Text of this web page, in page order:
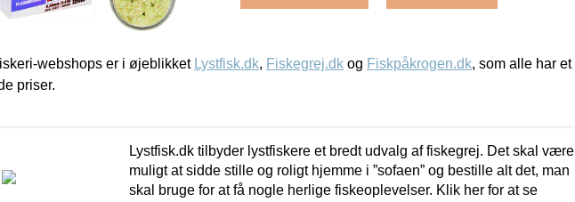
webshops er i øjeblikket Lystfisk.dk, Fiskegrej.dk og Fiskpåkrogen.dk, som alle har et
priser.
Lystfisk.dk tilbyder lystfiskere et bredt udvalg af fiskegrej. Det skal være
muligt at sidde stille og roligt hjemme i ”sofaen” og bestille alt det, man
skal bruge for at få nogle herlige fiskeoplevelser. Klik her for at se